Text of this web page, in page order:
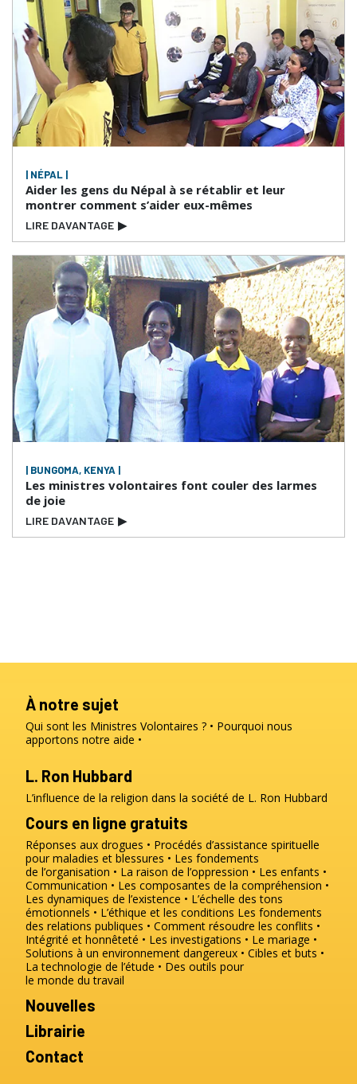
| NÉPAL |
Aider les gens du Népal à se rétablir et leur
montrer comment s’aider eux-mêmes
LIRE DAVANTAGE ▶
| BUNGOMA, KENYA |
Les ministres volontaires font couler des larmes
de joie
LIRE DAVANTAGE ▶
À notre sujet
Qui sont les Ministres Volontaires ?
Pourquoi nous
apportons notre aide
L. Ron Hubbard
L’influence de la religion dans la société de L. Ron Hubbard
Cours en ligne gratuits
Réponses aux drogues
Procédés d’assistance spirituelle
pour maladies et blessures
Les fondements
de l’organisation
La raison de l’oppression
Les enfants
Communication
Les composantes de la compréhension
Les dynamiques de l’existence
L’échelle des tons
émotionnels
L’éthique et les conditions Les fondements
des relations publiques
Comment résoudre les conflits
Intégrité et honnêteté
Les investigations
Le mariage
Solutions à un environnement dangereux
Cibles et buts
La technologie de l’étude
Des outils pour
le monde du travail
Nouvelles
Librairie
Contact